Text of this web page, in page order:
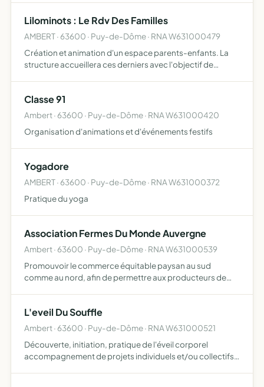
Lilominots : Le Rdv Des Familles
AMBERT · 63600 · Puy-de-Dôme · RNA W631000479
Création et animation d'un espace parents-enfants. La
structure accueillera ces derniers avec l'objectif de
Classe 91
Ambert · 63600 · Puy-de-Dôme · RNA W631000420
Organisation d'animations et d'événements festifs
Yogadore
AMBERT · 63600 · Puy-de-Dôme · RNA W631000372
Pratique du yoga
Association Fermes Du Monde Auvergne
Ambert · 63600 · Puy-de-Dôme · RNA W631000539
Promouvoir le commerce équitable paysan au sud
comme au nord, afin de permettre aux producteurs de
des pr…
L'eveil Du Souffle
Ambert · 63600 · Puy-de-Dôme · RNA W631000521
Découverte, initiation, pratique de l'éveil corporel
accompagnement de projets individuels et/ou collectifs